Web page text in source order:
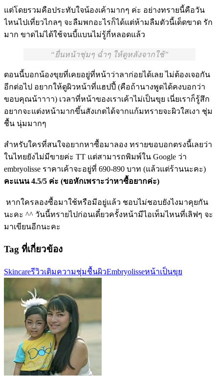
แต่โดยรวมคือประทับใจน้องเค้ามากๆ ค่ะ อย่างทรายนี้คือวัน
ไหนไปเที่ยวไกลๆ จะลืมพกอะไรก็ได้แต่ห้ามลืมตัวนี้เด็ดขาด รัก
มาก ขาดไม่ได้ใช้จนบี้แบนไม่รู้กี่หลอดแล้ว
ยื่นหน้าชุ่มๆ ฉ่ำๆ ให้ดูหลังจากใช้
ตอนนี้บอกน้องขุยที่เคยอยู่ที่หน้าว่าลาก่อยได้เลย ไม่ต้องเจอกัน
อีกต่อไป อยากให้ดูผิวหน้าที่แฮปปี้ (คือถ้านางพูดได้คงบอกว่า
ขอบคุณน้าาาา) เวลาที่หน้าของเราเค้าไม่เป็นขุย เนี่ยเราก็รู้สึก
อยากจะแต่งหน้ามากขึ้นสังเกตได้จากแก้มทรายจะผิวใสเงา ชุ่ม
ชื้น นุ่มมากๆ
สำหรับใครที่สนใจอยากหาซื้อมาลอง ทรายขอบอกตรงนี้เลยว่า
ในไทยยังไม่มีขายค่ะ TT แต่สามารถพิมพ์ใน Google ว่า
embryolisse ราคาเค้าจะอยู่ที่ 690-890 บาท (แล้วแต่ร้านนะคะ)
คะแนน 4.5/5 ค่ะ (ขอหักเพราะว่าหาซื้อยากค่ะ)
หากใครลองซื้อมาใช้หรือมีอยู่แล้ว ชอบไม่ชอบยังไงมาคุยกัน
นะคะ ^^ วันนี้ทรายไปก่อนเดี๋ยวครั้งหน้ามีไอเท็มไหนที่เลิฟๆ จะ
มาเขียนอีกนะคะ
Tag ที่เกี่ยวข้อง
Skincareรีวิวเติมความชุ่มชื้นผิวEmbryolisseหน้าเป็นขุย